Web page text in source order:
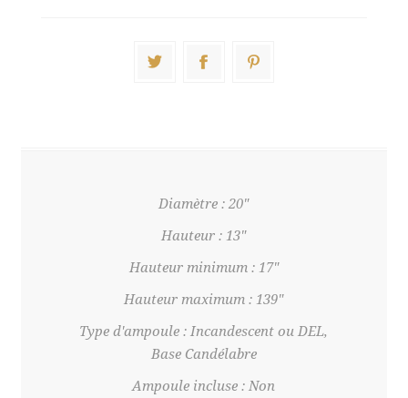
Diamètre : 20"
Hauteur : 13"
Hauteur minimum : 17"
Hauteur maximum : 139"
Type d'ampoule : Incandescent ou DEL,
Base Candélabre
Ampoule incluse : Non